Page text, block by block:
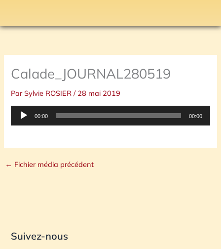
Calade_JOURNAL280519
ParSylvie ROSIER/ 28 mai 2019
Lecteur
00:00 00:00
← Fichier média précédent
Suivez-nous